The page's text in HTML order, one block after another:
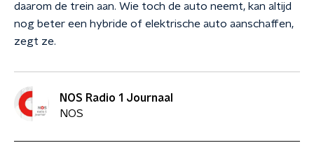
daarom de trein aan. Wie toch de auto neemt, kan altijd
nog beter een hybride of elektrische auto aanschaffen,
zegt ze.
NOS Radio 1 Journaal
NOS